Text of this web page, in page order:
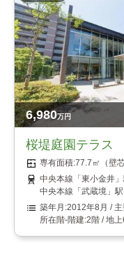
6,980万円
桜堤庭園テラス
77.7㎡（壁芯
中央本線「東小金井
中央本線「武蔵境」
2012年8月
2階 / 地